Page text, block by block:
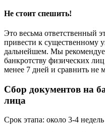
Не стоит спешить!
Это весьма ответственный
привести к существенному
дальнейшем. Мы
банкротству физических
менее 7 дней и сравнить не
Сбор документов на
лица
Срок этапа: около 3-4 недель